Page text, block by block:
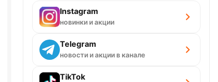
Instagram
новинки и акции
Telegram
новости и акции в канале
TikTok